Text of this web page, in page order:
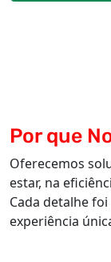
Por que
Oferecemos
estar, na
Cada detalhe
experiência